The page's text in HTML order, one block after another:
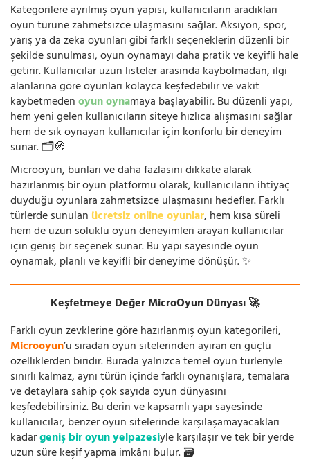
Kategorilere ayrılmış oyun yapısı, kullanıcıların aradıkları
oyun türüne zahmetsizce ulaşmasını sağlar. Aksiyon, spor,
yarış ya da zeka oyunları gibi farklı seçeneklerin düzenli bir
şekilde sunulması, oyun oynamayı daha pratik ve keyifli hale
getirir. Kullanıcılar uzun listeler arasında kaybolmadan, ilgi
alanlarına göre oyunları kolayca keşfedebilir ve vakit
kaybetmedenoyun oynamaya başlayabilir. Bu düzenli yapı,
hem yeni gelen kullanıcıların siteye hızlıca alışmasını sağlar
hem de sık oynayan kullanıcılar için konforlu bir deneyim
sunar. 🗂️🧭
Microoyun, bunları ve daha fazlasını dikkate alarak
hazırlanmış bir oyun platformu olarak, kullanıcıların ihtiyaç
duyduğu oyunlara zahmetsizce ulaşmasını hedefler. Farklı
türlerde sunulan ücretsiz online oyunlar, hem kısa süreli
hem de uzun soluklu oyun deneyimleri arayan kullanıcılar
için geniş bir seçenek sunar. Bu yapı sayesinde oyun
oynamak, planlı ve keyifli bir deneyime dönüşür. ✨
Keşfetmeye Değer MicroOyun Dünyası 🚀
Farklı oyun zevklerine göre hazırlanmış oyun kategorileri,
Microoyun’u sıradan oyun sitelerinden ayıran en güçlü
özelliklerden biridir. Burada yalnızca temel oyun türleriyle
sınırlı kalmaz, aynı türün içinde farklı oynanışlara, temalara
ve detaylara sahip çok sayıda oyun dünyasını
keşfedebilirsiniz. Bu derin ve kapsamlı yapı sayesinde
kullanıcılar, benzer oyun sitelerinde karşılaşamayacakları
kadargeniş bir oyun yelpazesiyle karşılaşır ve tek bir yerde
uzun süre keşif yapma imkânı bulur. 🗃️